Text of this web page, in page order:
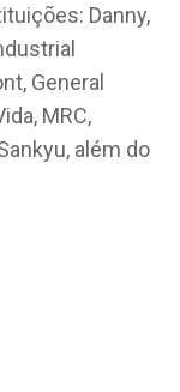
Danny,
General
MRC,
além do